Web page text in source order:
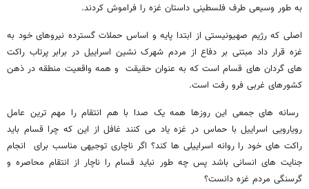
به طور وسیعی طرف فلسطینی داستان غزه را فراموش کردند.
اصلی که رژیم صهیونیستی از ابتدا پایه و اساس حملات گسترده نیروهای خود به
غزه قرار داد مبتنی بر دفاع از مردم شهرک نشین اسراییل در برابر پرتاب راکت
های گردان های قسام است که به عنوان حقیقت و همه واقعیت منطقه در ذهن
کشورهای غربی فرو رفت است.
رسانه های جمعی این روزها همه یک صدا با هم انتقام را مهم ترین عامل
رویارویی اسراییل با حماس در غزه یاد می کنند غافل از این که چرا قسام باید
راکت های خود را روانه اسراییلی ها کند؟ اگر ناچاری توجیهی مناسب برای انجام
جنایت های انسانی باشد پس چه طور نباید قسام را ناچار از انتقام محاصره و
گرسنگی مردم غزه دانست؟